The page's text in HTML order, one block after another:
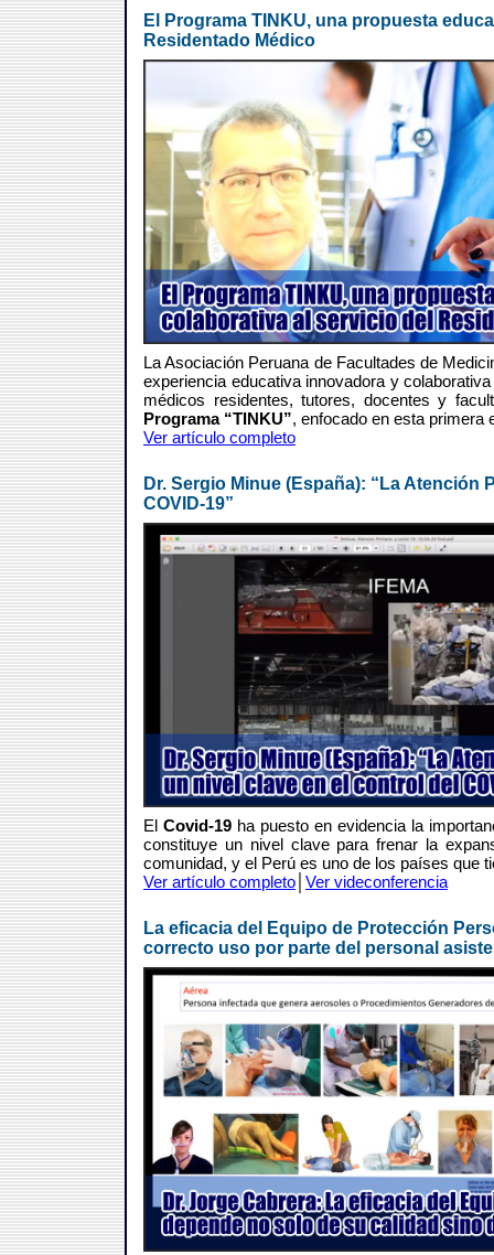
El Programa TINKU, una propuesta
Residentado Médico
La Asociación Peruana de Facultades de
experiencia educativa innovadora y
médicos residentes, tutores, docentes y
Programa “TINKU”, enfocado en esta primera
Ver artículo completo
Dr. Sergio Minue (España): “La
COVID-19”
El Covid-19ha puesto en evidencia la
constituye un nivel clave para frenar la
comunidad, y el Perú es uno de los países que
Ver artículo completo Ver videconferencia
La eficacia del Equipo de Protección
correcto uso por parte del personal